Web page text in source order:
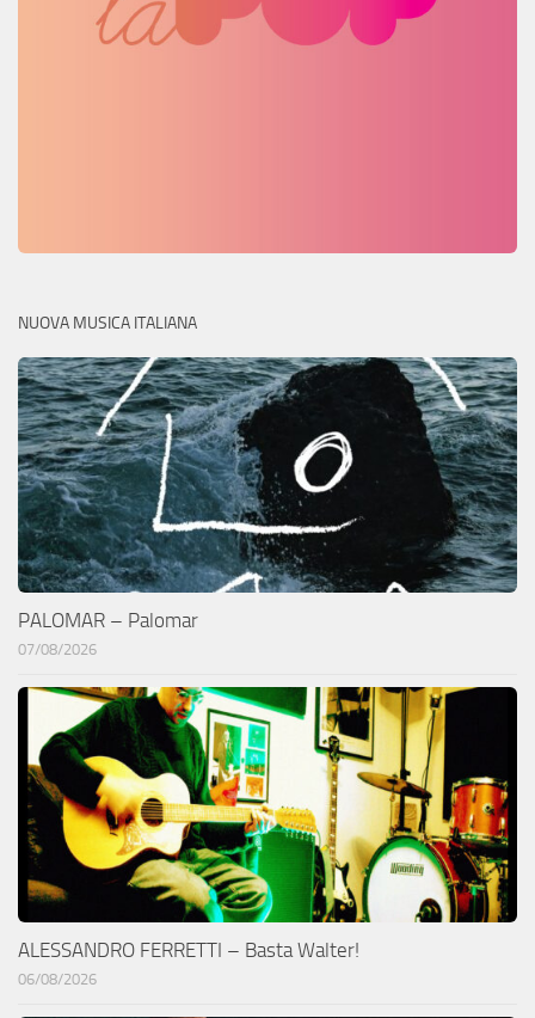
NUOVA MUSICA ITALIANA
PALOMAR – Palomar
07/08/2026
ALESSANDRO FERRETTI – Basta Walter!
06/08/2026